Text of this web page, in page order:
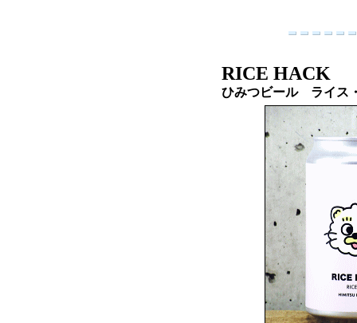
RICE HACK
ひみつビール ライス